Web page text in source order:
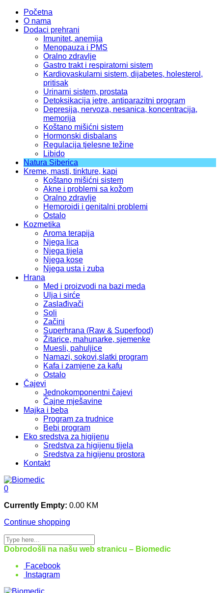
Početna
O nama
Dodaci prehrani
Imunitet, anemija
Menopauza i PMS
Oralno zdravlje
Gastro trakt i respiratorni sistem
Kardiovaskularni sistem, dijabetes, holesterol,
pritisak
Urinarni sistem, prostata
Detoksikacija jetre, antiparazitni program
Depresija, nervoza, nesanica, koncentracija,
memorija
Koštano mišićni sistem
Hormonski disbalans
Regulacija tjelesne težine
Libido
Natura Siberica
Kreme, masti, tinkture, kapi
Koštano mišićni sistem
Akne i problemi sa kožom
Oralno zdravlje
Hemoroidi i genitalni problemi
Ostalo
Kozmetika
Aroma terapija
Njega lica
Njega tijela
Njega kose
Njega usta i zuba
Hrana
Med i proizvodi na bazi meda
Ulja i sirće
Zaslađivači
Soli
Začini
Superhrana (Raw & Superfood)
Žitarice, mahunarke, sjemenke
Muesli, pahuljice
Namazi, sokovi,slatki program
Kafa i zamjene za kafu
Ostalo
Čajevi
Jednokomponentni čajevi
Čajne mješavine
Majka i beba
Program za trudnice
Bebi program
Eko sredstva za higijenu
Sredstva za higijenu tijela
Sredstva za higijenu prostora
Kontakt
0
Currently Empty: 0.00 KM
Continue shopping
Dobrodošli na našu web stranicu – Biomedic
Facebook
Instagram